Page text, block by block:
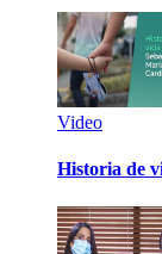
Video
Historia de